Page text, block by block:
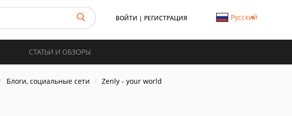
ВОЙТИ | РЕГИСТРАЦИЯ Русский
СТАТЬИ И ОБЗОРЫ
Блоги, социальные сети Zenly - your world